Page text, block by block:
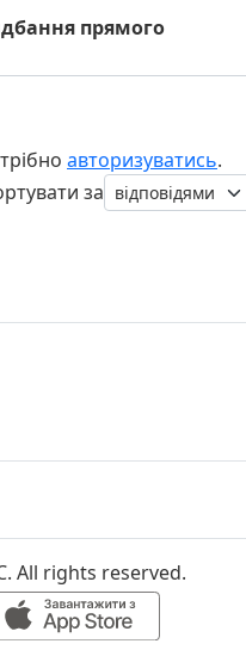
прямого
авторизуватись.
за
All rights reserved.